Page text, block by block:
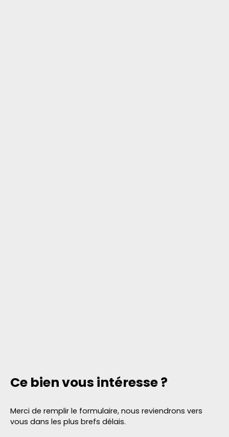
Ce bienvous intéresse ?
Merci de remplir le formulaire, nous reviendrons vers
vous dans les plus brefs délais.